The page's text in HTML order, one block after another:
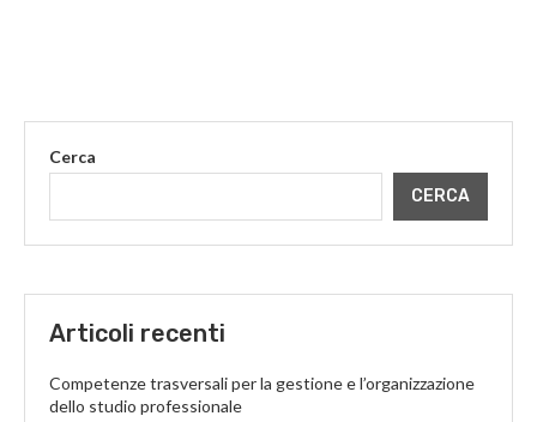
Cerca
CERCA
Articoli recenti
Competenze trasversali per la gestione e l’organizzazione
dello studio professionale